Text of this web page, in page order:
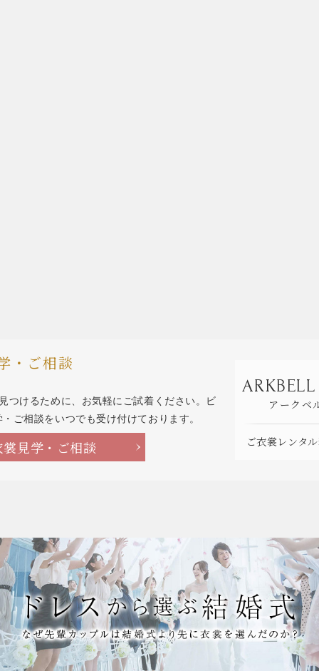
・ご相談
つけるために、お気軽にご試着ください。ビ
ご相談をいつでも受け付けております。
見学・ご相談
アークベ
ご衣裳レンタ